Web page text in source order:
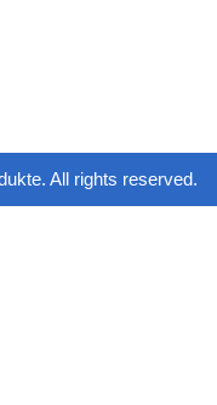
All rights reserved.